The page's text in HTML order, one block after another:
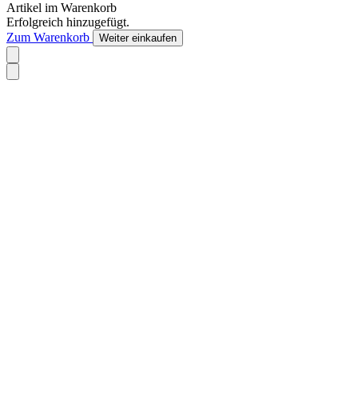
Artikel im Warenkorb
Erfolgreich hinzugefügt.
Zum Warenkorb
Weiter einkaufen